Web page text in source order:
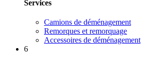
Services
Camions de déménagement
Remorques et remorquage
Accessoires de déménagement
6